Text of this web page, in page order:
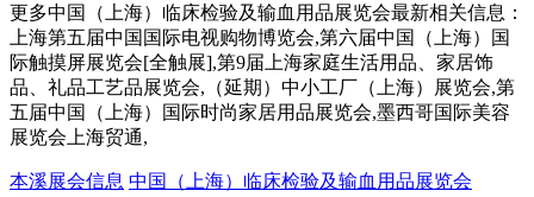
更多中国（上海）临床检验及输血用品展览会最新相关信息：
上海第五届中国国际电视购物博览会,第六届中国（上海）国
际触摸屏展览会[全触展],第9届上海家庭生活用品、家居饰
品、礼品工艺品展览会,（延期）中小工厂（上海）展览会,第
五届中国（上海）国际时尚家居用品展览会,墨西哥国际美容
展览会上海贸通,
本溪展会信息 中国（上海）临床检验及输血用品展览会